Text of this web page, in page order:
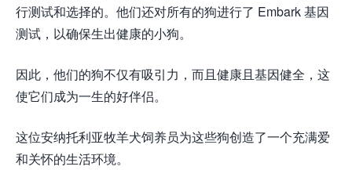
行测试和选择的。他们还对所有的狗进行了 Embark 基因
测试，以确保生出健康的小狗。
因此，他们的狗不仅有吸引力，而且健康且基因健全，这
使它们成为一生的好伴侣。
这位安纳托利亚牧羊犬饲养员为这些狗创造了一个充满爱
和关怀的生活环境。